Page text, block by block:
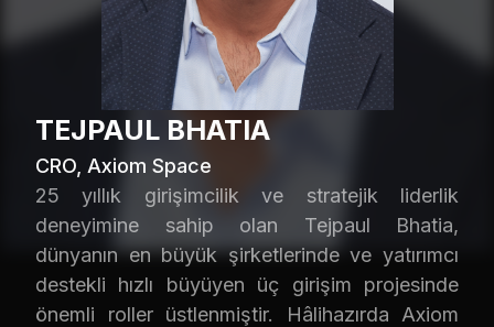
TEJPAUL BHATIA
CRO, Axiom Space
25 yıllık girişimcilik ve stratejik liderlik
deneyimine sahip olan Tejpaul Bhatia,
dünyanın en büyük şirketlerinde ve yatırımcı
destekli hızlı büyüyen üç girişim projesinde
önemli roller üstlenmiştir. Hâlihazırda Axiom